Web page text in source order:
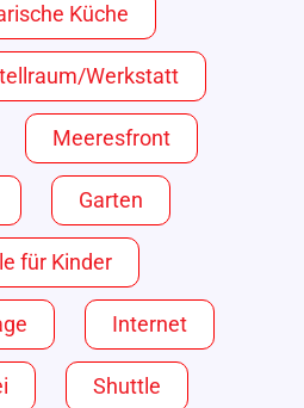
Küche
Werkstatt
Meeresfront
Garten
für Kinder
Internet
Shuttle